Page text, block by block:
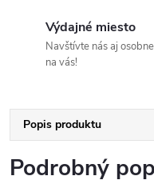
Výdajné miesto
Navštívte nás aj
na vás!
Popis produktu
Podrobný